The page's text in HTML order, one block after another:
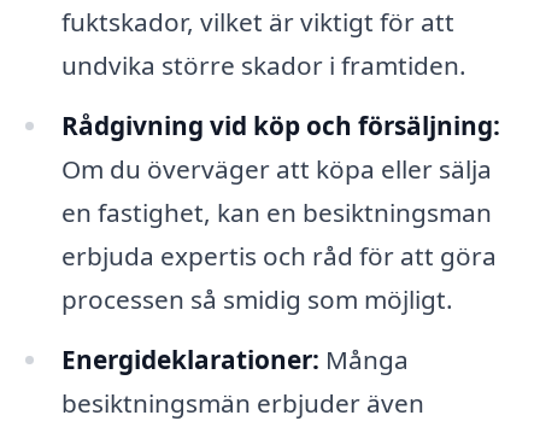
fuktskador, vilket är viktigt för att
undvika större skador i framtiden.
Rådgivning vid köp och försäljning:
Om du överväger att köpa eller sälja
en fastighet, kan en besiktningsman
erbjuda expertis och råd för att göra
processen så smidig som möjligt.
Energideklarationer: Många
besiktningsmän erbjuder även